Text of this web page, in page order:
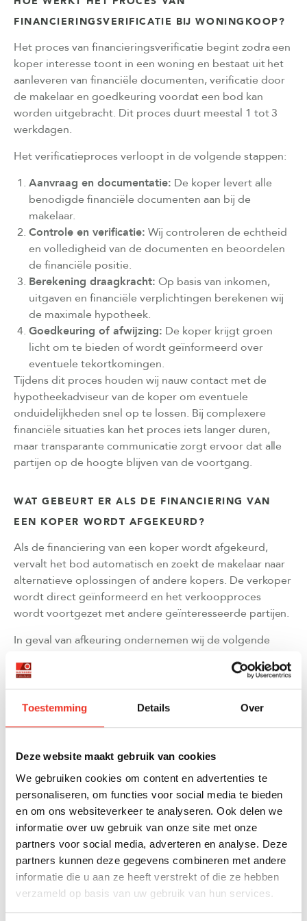
Toestemming Details Over
Deze website maakt gebruik van cookies
We gebruiken cookies om content en advertenties te
personaliseren, om functies voor social media te bieden
en om ons websiteverkeer te analyseren. Ook delen we
informatie over uw gebruik van onze site met onze
partners voor social media, adverteren en analyse. Deze
partners kunnen deze gegevens combineren met andere
informatie die u aan ze heeft verstrekt of die ze hebben
verzameld op basis van uw gebruik van hun services.
FINANCIERINGSVERIFICATIE BIJ WONINGKOOP?
Het proces van financieringsverificatie begint zodra een
koper interesse toont in een woning en bestaat uit het
aanleveren van financiële documenten, verificatie door
de makelaar en goedkeuring voordat een bod kan
worden uitgebracht. Dit proces duurt meestal 1 tot 3
werkdagen.
Het verificatieproces verloopt in de volgende stappen:
Aanvraag en documentatie: De koper levert alle
benodigde financiële documenten aan bij de
makelaar.
Controle en verificatie: Wij controleren de echtheid
en volledigheid van de documenten en beoordelen
de financiële positie.
Berekening draagkracht: Op basis van inkomen,
uitgaven en financiële verplichtingen berekenen wij
de maximale hypotheek.
Goedkeuring of afwijzing: De koper krijgt groen
licht om te bieden of wordt geïnformeerd over
eventuele tekortkomingen.
Tijdens dit proces houden wij nauw contact met de
hypotheekadviseur van de koper om eventuele
onduidelijkheden snel op te lossen. Bij complexere
financiële situaties kan het proces iets langer duren,
maar transparante communicatie zorgt ervoor dat alle
partijen op de hoogte blijven van de voortgang.
WAT GEBEURT ER ALS DE FINANCIERING VAN
EEN KOPER WORDT AFGEKEURD?
Als de financiering van een koper wordt afgekeurd,
vervalt het bod automatisch en zoekt de makelaar naar
alternatieve oplossingen of andere kopers. De verkoper
wordt direct geïnformeerd en het verkoopproces
wordt voortgezet met andere geïnteresseerde partijen.
In geval van afkeuring ondernemen wij de volgende
Directe communicatie naar alle betrokken partijen
Onderzoek naar mogelijke alternatieve
geen oplossing mogelijk is
Contact met andere eerder geïnteresseerde kopers
Soms kan een afkeuring worden opgelost door
aanpassingen in het bod, bijvoorbeeld door een lagere
koopsom of andere voorwaarden. In andere gevallen
betekent het definitief het einde van de